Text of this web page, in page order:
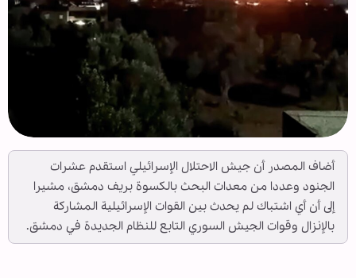
أضاف المصدر أن جيش الاحتلال الإسرائيلي استقدم عشرات
الجنود وعددا من معدات البحث بالكسوة بريف دمشق، مشيرا
إلى أن أي اشتباك لم يحدث بين القوات الإسرائيلية المشاركة
بالإنزال وقوات الجيش السوري التابع للنظام الجديدة في دمشق.